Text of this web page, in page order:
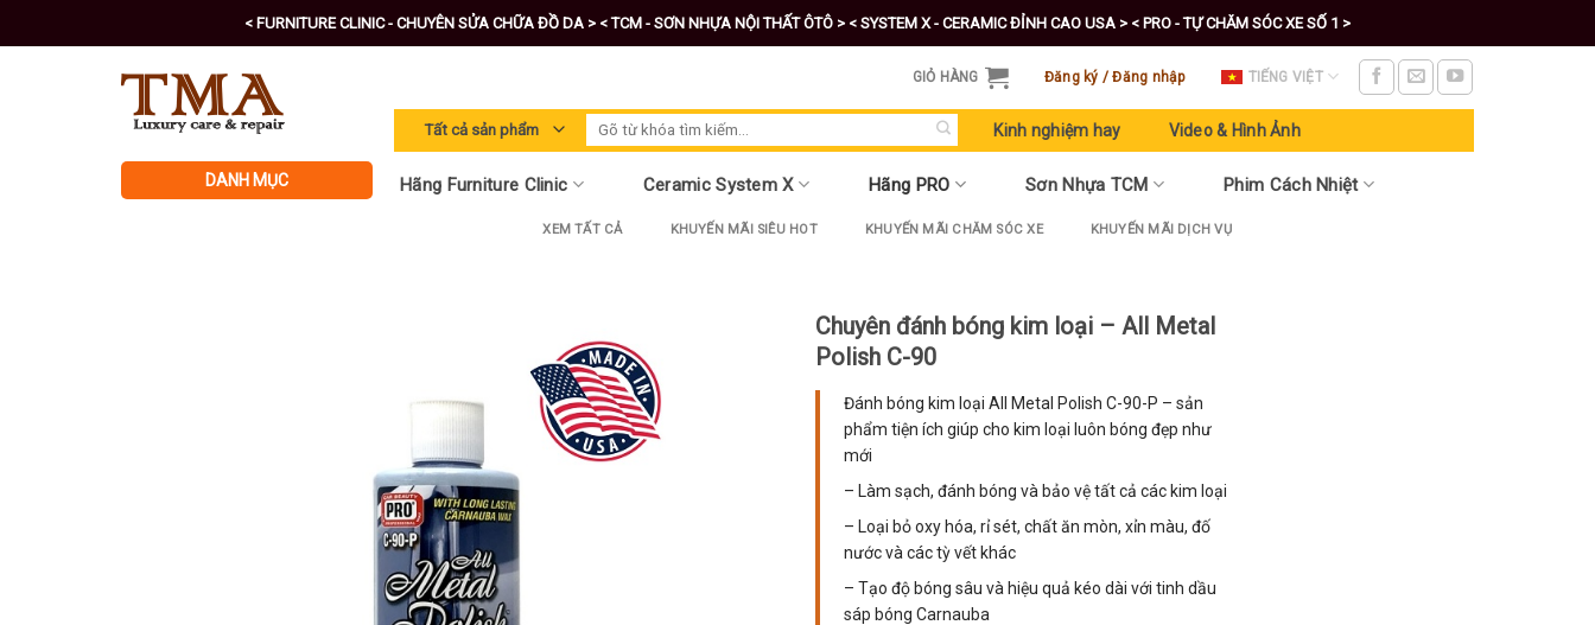
to
< FURNITURE CLINIC - CHUYÊN SỬA CHỮA ĐỒ DA > < TCM - SƠN NHỰA NỘI THẤT ÔTÔ > < SYSTEM X - CERAMIC ĐỈNH CAO USA > < PRO - TỰ CHĂM SÓC XE SỐ 1 >
GIỎ HÀNG Đăng ký / Đăng nhập TIẾNG VIỆT
Tìm
kiếm:
Kinh nghiệm hay Video & Hình Ảnh
DANH MỤC Hãng Furniture Clinic Ceramic System X Hãng PRO Sơn Nhựa TCM Phim Cách Nhiệt
XEM TẤT CẢ KHUYẾN MÃI SIÊU HOT KHUYẾN MÃI CHĂM SÓC XE KHUYẾN MÃI DỊCH VỤ
Chuyên đánh bóng kim loại – All Metal
Polish C-90
Đánh bóng kim loại All Metal Polish C-90-P – sản
phẩm tiện ích giúp cho kim loại luôn bóng đẹp như
mới
– Làm sạch, đánh bóng và bảo vệ tất cả các kim loại
– Loại bỏ oxy hóa, rỉ sét, chất ăn mòn, xỉn màu, đố
nước và các tỳ vết khác
– Tạo độ bóng sâu và hiệu quả kéo dài với tinh dầu
sáp bóng Carnauba